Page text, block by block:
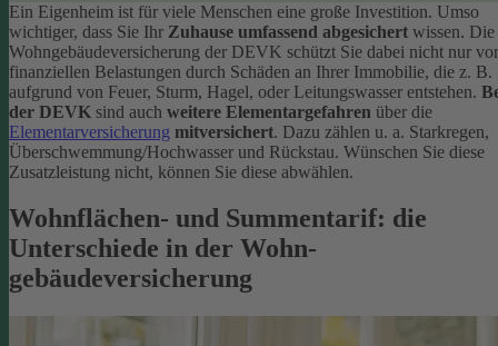
Ein Eigenheim ist für viele Menschen eine große Investition. Umso
wichtiger, dass Sie Ihr Zuhause umfassend abgesichert wissen. Die
Wohngebäudeversicherung der DEVK schützt Sie dabei nicht nur vor
finanziellen Belastungen durch Schäden an Ihrer Immobilie, die z. B.
aufgrund von Feuer, Sturm, Hagel, oder Leitungswasser entstehen.
der DEVK sind auch weitere Elementargefahren über die
Elementarversicherung mitversichert. Dazu zählen u. a. Starkregen,
Überschwemmung/Hochwasser und Rückstau. Wünschen Sie diese
Zusatzleistung nicht, können Sie diese abwählen.
Wohnflächen- und Summentarif: die
Unterschiede in der Wohn­
gebäudeversicherung